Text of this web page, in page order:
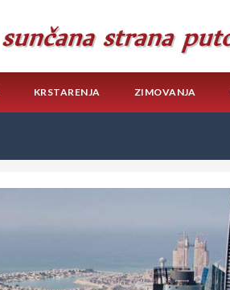
KRSTARENJA ZIMOVANJA